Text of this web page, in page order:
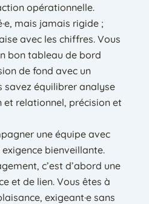
opérationnelle.
mais jamais rigide ;
avec les chiffres. Vous
bon tableau de bord
de fond avec un
savez équilibrer analyse
relationnel, précision et
une équipe avec
bienveillante.
c’est d’abord une
et de lien. Vous êtes à
exigeant·e sans